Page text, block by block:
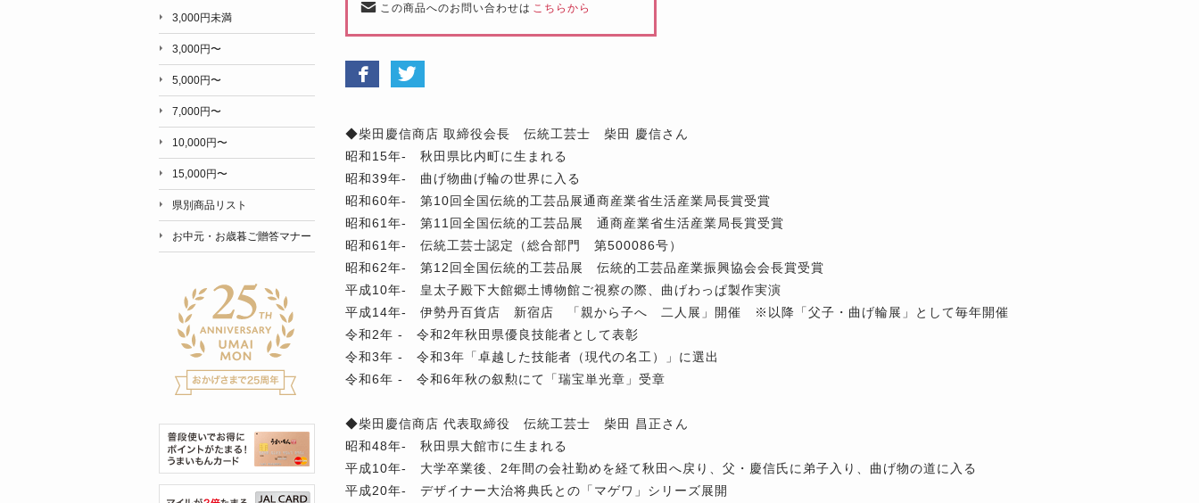
この商品へのお問い合わせは こちらから
◆柴田慶信商店 取締役会長 伝統工芸士 柴田 慶信さん
昭和15年- 秋田県比内町に生まれる
昭和39年- 曲げ物曲げ輪の世界に入る
昭和60年- 第10回全国伝統的工芸品展通商産業省生活産業局長賞受賞
昭和61年- 第11回全国伝統的工芸品展 通商産業省生活産業局長賞受賞
昭和61年- 伝統工芸士認定（総合部門 第500086号）
昭和62年- 第12回全国伝統的工芸品展 伝統的工芸品産業振興協会会長賞受賞
平成10年- 皇太子殿下大館郷土博物館ご視察の際、曲げわっぱ製作実演
平成14年- 伊勢丹百貨店 新宿店 「親から子へ 二人展」開催 ※以降「父子・曲げ輪展」として毎年開催
令和2年 - 令和2年秋田県優良技能者として表彰
令和3年 - 令和3年「卓越した技能者（現代の名工）」に選出
令和6年 - 令和6年秋の叙勲にて「瑞宝単光章」受章
◆柴田慶信商店 代表取締役 伝統工芸士 柴田 昌正さん
昭和48年- 秋田県大館市に生まれる
平成10年- 大学卒業後、2年間の会社勤めを経て秋田へ戻り、父・慶信氏に弟子入り、曲げ物の道に入る
平成20年- デザイナー大治将典氏との「マゲワ」シリーズ展開
3,000円未満
3,000円〜
5,000円〜
7,000円〜
10,000円〜
15,000円〜
県別商品リスト
お中元・お歳暮ご贈答マナー